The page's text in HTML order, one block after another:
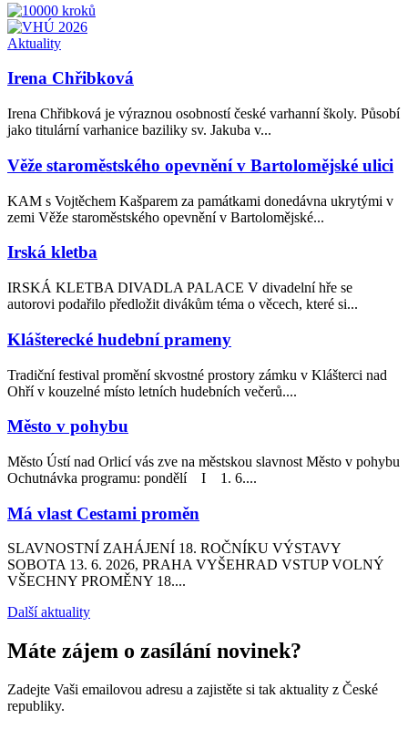
Aktuality
Irena Chřibková
Irena Chřibková je výraznou osobností české varhanní školy. Působí
jako titulární varhanice baziliky sv. Jakuba v...
Věže staroměstského opevnění v Bartolomějské ulici
KAM s Vojtěchem Kašparem za památkami donedávna ukrytými v
zemi Věže staroměstského opevnění v Bartolomějské...
Irská kletba
IRSKÁ KLETBA DIVADLA PALACE V divadelní hře se
autorovi podařilo předložit divákům téma o věcech, které si...
Klášterecké hudební prameny
Tradiční festival promění skvostné prostory zámku v Klášterci nad
Ohří v kouzelné místo letních hudebních večerů....
Město v pohybu
Město Ústí nad Orlicí vás zve na městskou slavnost Město v pohybu
Ochutnávka programu: pondělí I 1. 6....
Má vlast Cestami proměn
SLAVNOSTNÍ ZAHÁJENÍ 18. ROČNÍKU VÝSTAVY
SOBOTA 13. 6. 2026, PRAHA VYŠEHRAD VSTUP VOLNÝ
VŠECHNY PROMĚNY 18....
Další aktuality
Máte zájem o zasílání novinek?
Zadejte Vaši emailovou adresu a zajistěte si tak aktuality z České
republiky.